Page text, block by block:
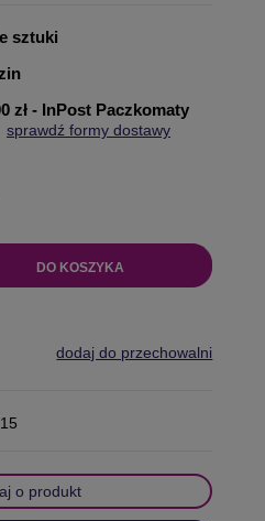
sztuki
zł - InPost Paczkomaty
sprawdź formy dostawy
DO KOSZYKA
dodaj do przechowalni
o produkt